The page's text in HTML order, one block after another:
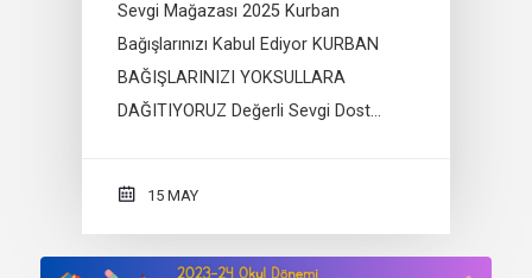
Sevgi Mağazası 2025 Kurban
Bağışlarınızı Kabul Ediyor KURBAN
BAĞIŞLARINIZI YOKSULLARA
DAĞITIYORUZ Değerli Sevgi Dost…
15 MAY